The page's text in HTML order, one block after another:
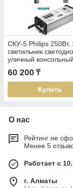
СКУ-5 Philips 250Вт.
светильник
уличный консольный
60 200 ₸
Купить
О нас
Рейтинг не
Менее 5
Работает с
г. Алматы